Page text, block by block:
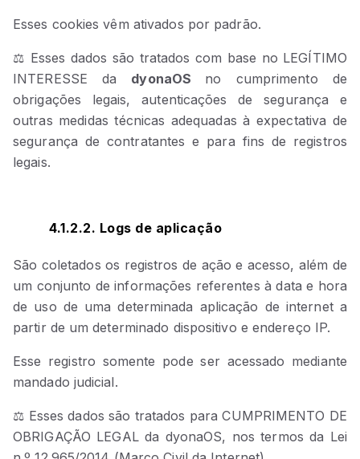
Esses cookies vêm ativados por padrão.
⚖️ Esses dados são tratados com base no LEGÍTIMO
INTERESSE da dyonaOS no cumprimento de
obrigações legais, autenticações de segurança e
outras medidas técnicas adequadas à expectativa de
segurança de contratantes e para fins de registros
legais.
4.1.2.2. Logs de aplicação
São coletados os registros de ação e acesso, além de
um conjunto de informações referentes à data e hora
de uso de uma determinada aplicação de internet a
partir de um determinado dispositivo e endereço IP.
Esse registro somente pode ser acessado mediante
mandado judicial.
⚖️ Esses dados são tratados para CUMPRIMENTO DE
OBRIGAÇÃO LEGAL da dyonaOS, nos termos da Lei